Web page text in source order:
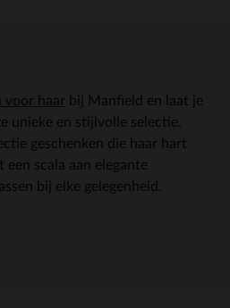
voor haar bij Manfield en laat je
unieke en stijlvolle selectie.
geschenken die haar hart
scala aan elegante
bij elke gelegenheid.